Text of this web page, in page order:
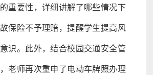
重要性，详细讲解了哪些情况下
保险不予理赔，提醒学生提高风
识。此外，结合校园交通安全管
老师再次重申了电动车牌照办理